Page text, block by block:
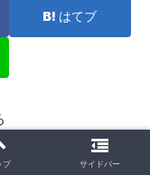
はてブ
プ サイドバー